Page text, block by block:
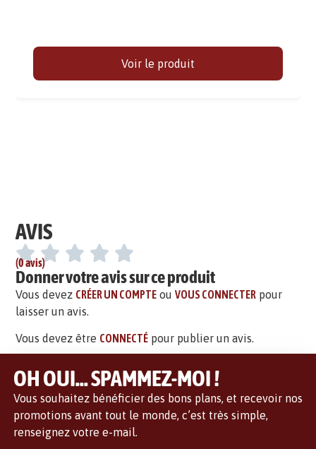
Voir le produit
AVIS
(0 avis)
Donner votre avis sur ce produit
Vous devez CRÉER UN COMPTE ouVOUS CONNECTER pour
laisser un avis.
Vous devez être CONNECTÉ pour publier un avis.
OH OUI... SPAMMEZ-MOI !
Vous souhaitez bénéficier des bons plans, et recevoir nos
promotions avant tout le monde, c’est très simple,
renseignez votre e-mail.